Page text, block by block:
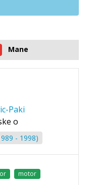
Mane
Paki
o
- 1998)
motor